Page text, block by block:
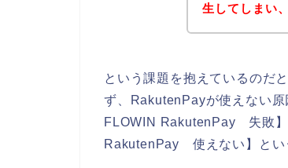
生してしまい
という課題を抱えているのだ
ず、RakutenPayが使えない
FLOWIN RakutenPay 失敗
RakutenPay 使えない】とい